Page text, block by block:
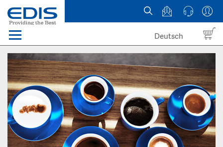
Menü
Domain names
Hosting
News
about EDIS
Deutsch